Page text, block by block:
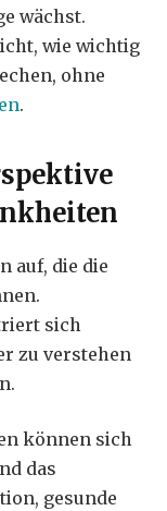
wächst.
wie wichtig
ohne
.
auf, die die
sich
zu verstehen
können sich
das
gesunde